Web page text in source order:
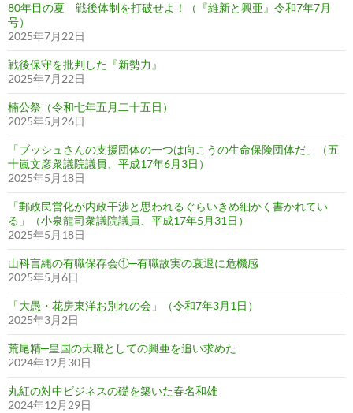
80年目の夏 戦後体制を打破せよ！（『維新と興亜』令和7年7月
号）
2025年7月22日
戦後保守を批判した『新勢力』
2025年7月22日
楠公祭（令和七年五月二十五日）
2025年5月26日
「ブッシュさんの支援団体の一つは向こうの生命保険団体だ」（五
十嵐文彦衆議院議員、平成17年6月3日）
2025年5月18日
「郵政民営化が内政干渉と思われるぐらいきめ細かく書かれてい
る」（小泉龍司衆議院議員、平成17年5月31日）
2025年5月18日
山科言縄の有職保存会①─有職故実の衰退に危機感
2025年5月6日
「大愚・花房東洋お別れの会」（令和7年3月1日）
2025年3月2日
荒尾精─皇国の天職としての興亜を追い求めた
2024年12月30日
丸紅の対中ビジネスの礎を築いた春名和雄
2024年12月29日